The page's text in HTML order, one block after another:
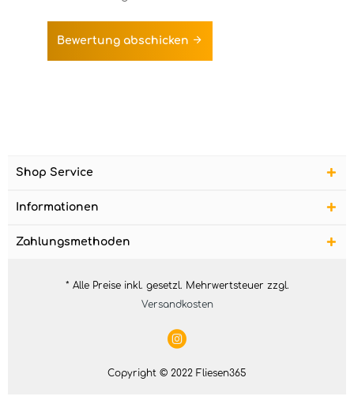
Bewertung abschicken
Shop Service
Informationen
Zahlungsmethoden
* Alle Preise inkl. gesetzl. Mehrwertsteuer zzgl.
Versandkosten
Copyright © 2022 Fliesen365